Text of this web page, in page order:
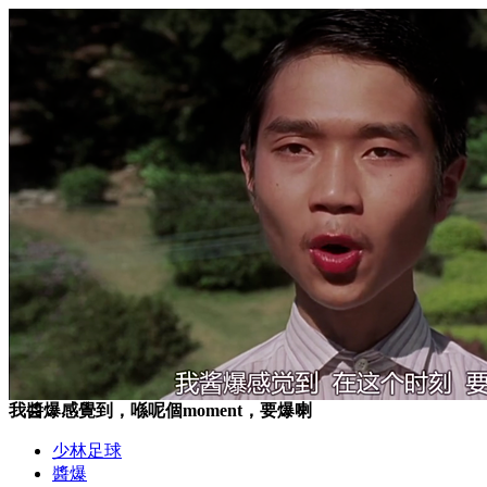
我醬爆感覺到，喺呢個moment，要爆喇
少林足球
醬爆